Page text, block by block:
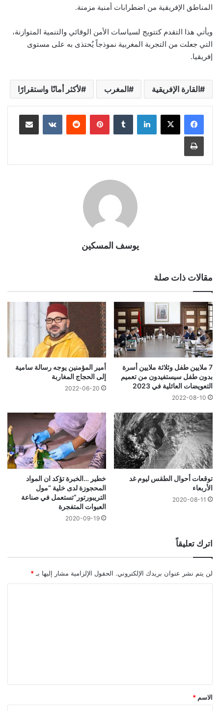
المناطق الإفريقية من اضطرابات أمنية مزمنة.
ويأتي هذا التقدم كتتويج لسياسات الأمن الوقائي والتنمية المتوازنة،
التي جعلت من التجربة المغربية نموذجاً يُحتذى به على مستوى
إفريقيا.
القارة الإفريقية المغرب لأكثر أمانًا واستقرارًا
لينكدإن بينتيريست مشاركة عبر البريد
طباعة
يوسف المسكين
مقالات ذات صلة
7 ملايين طفل وثلاثة ملايين أسرة
بدون طفل سيستفيدون من تعميم
التعويضات العائلية في 2023
2022-08-10
أمير المؤمنين يوجه رسالة سامية
إلى الحجاج المغاربة
2022-06-20
توقعات أحوال الطقس ليوم غد
الأربعاء
2020-08-11
خطير …الخبرة تؤكد ان المواد
المحجوزة لدى خلية “مول
التريبورتور”تستعمل في صناعة
العبوات المتفجرة
2020-09-19
اترك تعليقاً
لن يتم نشر عنوان بريدك الإلكتروني. الحقول الإلزامية مشار إليها بـ *
*
الاسم *